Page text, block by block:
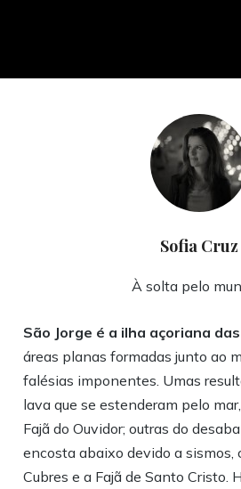
Sofia Cruz
À solta pelo
São Jorge é a ilha açoriana
áreas planas formadas junto ao
falésias imponentes. Umas
lava que se estenderam pelo
Fajã do Ouvidor; outras do
encosta abaixo devido a sismos,
Cubres e a Fajã de Santo Cristo.